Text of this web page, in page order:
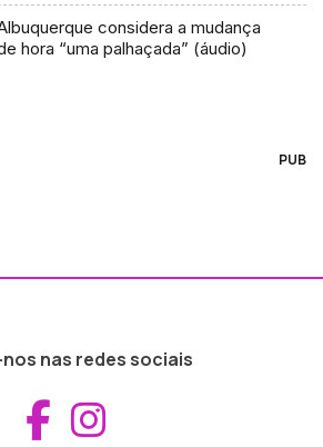
considera a mudança
hora “uma palhaçada” (áudio)
PUB
nas redes sociais
Aceder ao